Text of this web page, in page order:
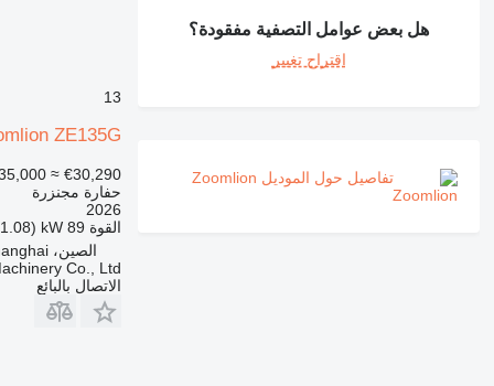
هل بعض عوامل التصفية مفقودة؟
اقتراح تغيير
تفاصيل حول الموديل Zoomlion
13
ZE135G
≈ €30,290
حفارة مجنزرة
2026
القوة 89 kW (121.08 حصان)
الصين، Shanghai
Co., Ltd
الاتصال بالبائع